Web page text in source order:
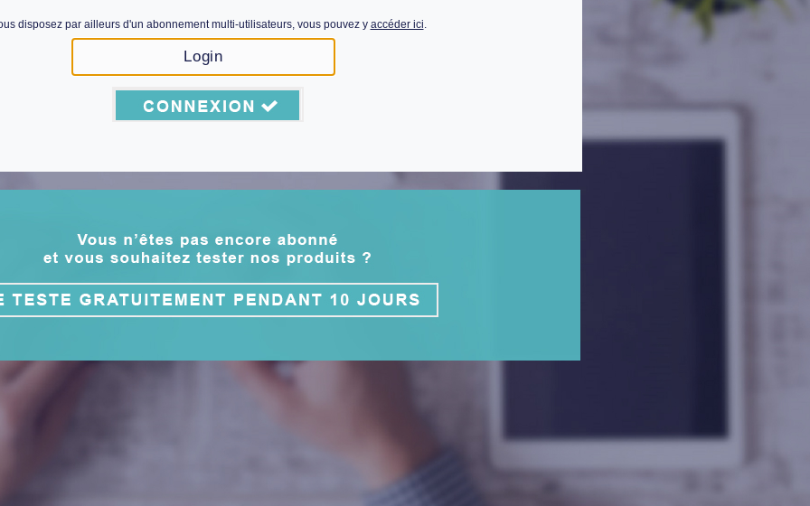
disposez par ailleurs d'un abonnement multi-utilisateurs, vous pouvez y accéder ici.